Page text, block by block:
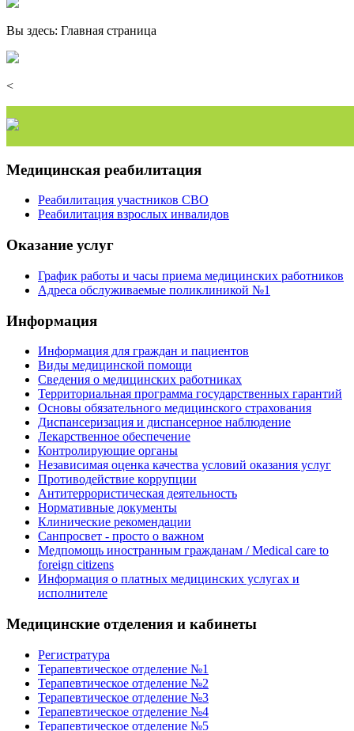
Вы здесь: Главная страница
<
Медицинская реабилитация
Реабилитация участников СВО
Реабилитация взрослых инвалидов
Оказание услуг
График работы и часы приема медицинских работников
Адреса обслуживаемые поликлиникой №1
Информация
Информация для граждан и пациентов
Виды медицинской помощи
Сведения о медицинских работниках
Территориальная программа государственных гарантий
Основы обязательного медицинского страхования
Диспансеризация и диспансерное наблюдение
Лекарственное обеспечение
Контролирующие органы
Независимая оценка качества условий оказания услуг
Противодействие коррупции
Антитеррористическая деятельность
Нормативные документы
Клинические рекомендации
Санпросвет - просто о важном
Медпомощь иностранным гражданам / Medical care to
foreign citizens
Информация о платных медицинских услугах и
исполнителе
Медицинские отделения и кабинеты
Регистратура
Терапевтическое отделение №1
Терапевтическое отделение №2
Терапевтическое отделение №3
Терапевтическое отделение №4
Терапевтическое отделение №5